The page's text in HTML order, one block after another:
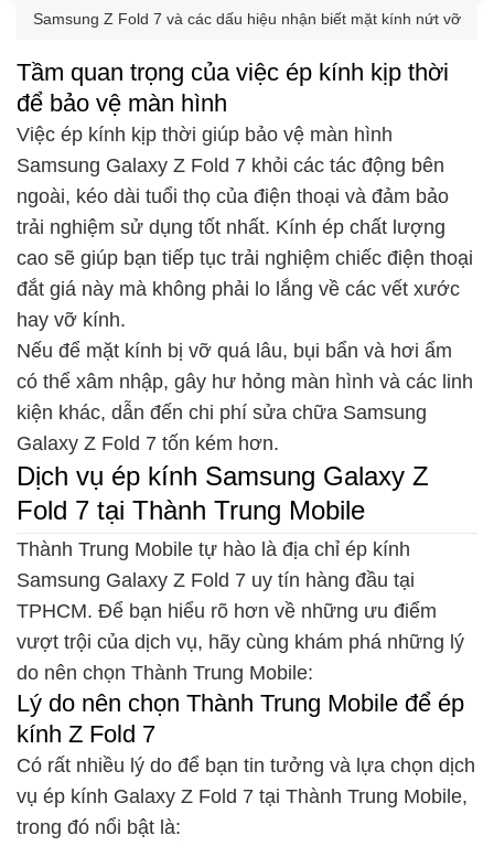
Samsung Z Fold 7 và các dấu hiệu nhận biết mặt kính nứt vỡ
Tầm quan trọng của việc ép kính kịp thời
để bảo vệ màn hình
Việc ép kính kịp thời giúp bảo vệ màn hình
Samsung Galaxy Z Fold 7 khỏi các tác động bên
ngoài, kéo dài tuổi thọ của điện thoại và đảm bảo
trải nghiệm sử dụng tốt nhất. Kính ép chất lượng
cao sẽ giúp bạn tiếp tục trải nghiệm chiếc điện thoại
đắt giá này mà không phải lo lắng về các vết xước
hay vỡ kính.
Nếu để mặt kính bị vỡ quá lâu, bụi bẩn và hơi ẩm
có thể xâm nhập, gây hư hỏng màn hình và các linh
kiện khác, dẫn đến chi phí sửa chữa Samsung
Galaxy Z Fold 7 tốn kém hơn.
Dịch vụ ép kính Samsung Galaxy Z
Fold 7 tại Thành Trung Mobile
Thành Trung Mobile tự hào là địa chỉ ép kính
Samsung Galaxy Z Fold 7 uy tín hàng đầu tại
TPHCM. Để bạn hiểu rõ hơn về những ưu điểm
vượt trội của dịch vụ, hãy cùng khám phá những lý
do nên chọn Thành Trung Mobile:
Lý do nên chọn Thành Trung Mobile để ép
kính Z Fold 7
Có rất nhiều lý do để bạn tin tưởng và lựa chọn dịch
vụ ép kính Galaxy Z Fold 7 tại Thành Trung Mobile,
trong đó nổi bật là: